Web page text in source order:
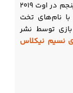
که تنها شامل چهار کتاب اول بود و کتاب پنجم در اوت ۲۰۱۹
نام‌های تخت
توسط نشر
نسیم نیکلاس